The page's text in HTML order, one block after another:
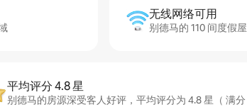
无线网络可用
别德马的 110 间度假
平均评分 4.8 星
别德马的房源深受客人好评，平均评分为 4.8 星（ 满分